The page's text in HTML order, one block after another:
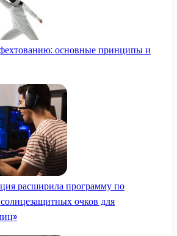
основные принципы и
расширила программу по
очков для